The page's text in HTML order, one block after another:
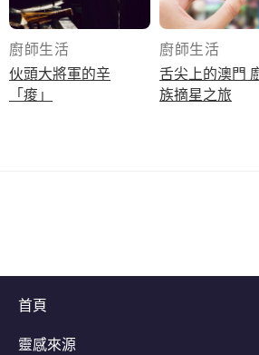
廚師生活
伙頭大將軍的辛
「痠」
廚師生活
舌尖上的澳門 廚師家
族摘星之旅
首頁
靈感來源